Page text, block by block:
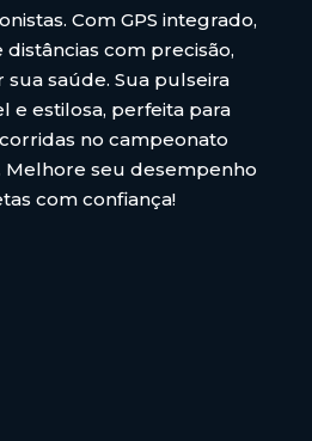
Com GPS integrado,
com precisão,
saúde. Sua pulseira
e estilosa, perfeita para
no campeonato
Melhore seu desempenho
com confiança!